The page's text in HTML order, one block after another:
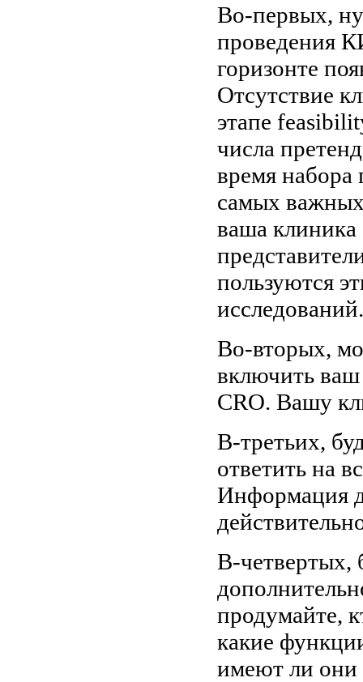
Во-первых,
проведения
горизонте
Отсутствие
этапе
числа
время
самых
ваша клиника
пользуются
исследований.
Во-вторых,
включить
CRO. Вашу
В-третьих,
ответить на
Информация
В-четвертых,
продумайте,
какие
имеют ли они